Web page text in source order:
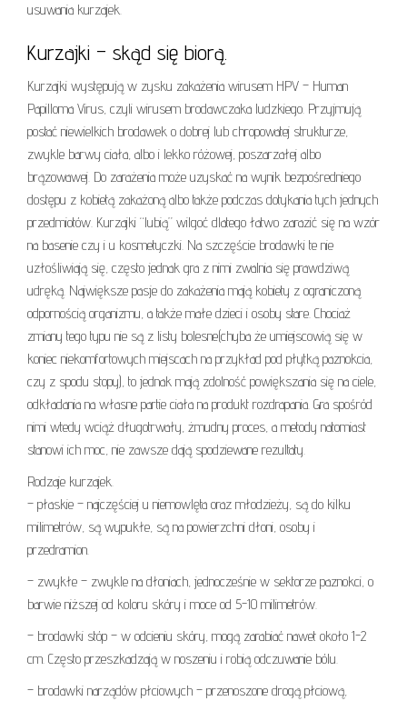
usuwania kurzajek.
Kurzajki – skąd się biorą.
Kurzajki występują w zysku zakażenia wirusem HPV – Human
Papilloma Virus, czyli wirusem brodawczaka ludzkiego. Przyjmują
postać niewielkich brodawek o dobrej lub chropowatej strukturze,
zwykle barwy ciała, albo i lekko różowej, poszarzałej albo
brązowawej. Do zarażenia może uzyskać na wynik bezpośredniego
dostępu z kobietą zakażoną albo także podczas dotykania tych jednych
przedmiotów. Kurzajki “lubią” wilgoć dlatego łatwo zarazić się na wzór
na basenie czy i u kosmetyczki. Na szczęście brodawki te nie
uzłośliwiają się, często jednak gra z nimi zwalnia się prawdziwą
udręką. Największe pasje do zakażenia mają kobiety z ograniczoną
odpornością organizmu, a także małe dzieci i osoby stare. Chociaż
zmiany tego typu nie są z listy bolesne(chyba że umiejscowią się w
koniec niekomfortowych miejscach na przykład pod płytką paznokcia,
czy z spodu stopy), to jednak mają zdolność powiększania się na ciele,
odkładania na własne partie ciała na produkt rozdrapania. Gra spośród
nimi wtedy wciąż długotrwały, żmudny proces, a metody natomiast
stanowi ich moc, nie zawsze dają spodziewane rezultaty.
Rodzaje kurzajek.
– płaskie – najczęściej u niemowlęta oraz młodzieży, są do kilku
milimetrów, są wypukłe, są na powierzchni dłoni, osoby i
przedramion.
– zwykłe – zwykle na dłoniach, jednocześnie w sektorze paznokci, o
barwie niższej od koloru skóry i moce od 5-10 milimetrów.
– brodawki stóp – w odcieniu skóry, mogą zarabiać nawet około 1-2
cm. Często przeszkadzają w noszeniu i robią odczuwanie bólu.
– brodawki narządów płciowych – przenoszone drogą płciową,